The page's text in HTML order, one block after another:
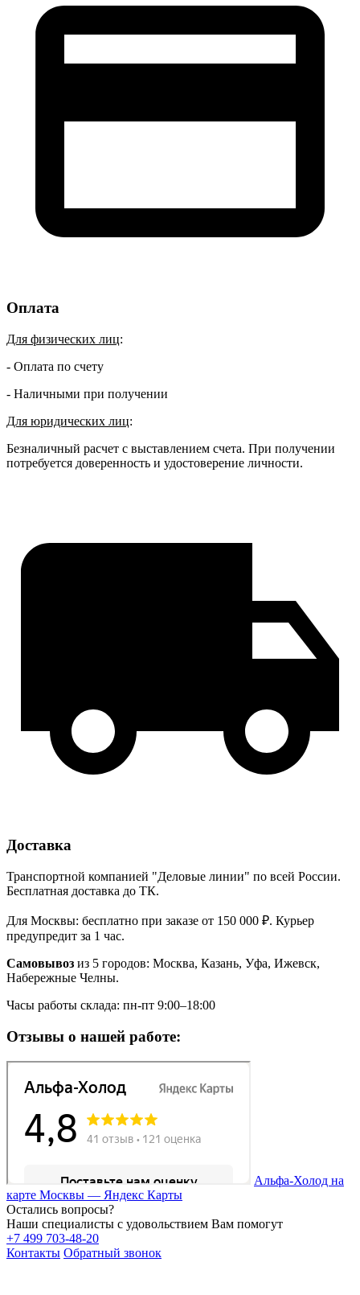
Оплата
Для физических лиц:
- Оплата по счету
- Наличными при получении
Для юридических лиц:
Безналичный расчет с выставлением счета. При получении
потребуется доверенность и удостоверение личности.
Доставка
Транспортной компанией "Деловые линии" по всей России.
Бесплатная доставка до ТК.
Для Москвы: бесплатно при заказе от 150 000 ₽. Курьер
предупредит за 1 час.
Самовывоз из 5 городов: Москва, Казань, Уфа, Ижевск,
Набережные Челны.
Часы работы склада: пн-пт 9:00–18:00
Отзывы о нашей работе:
Альфа-Холод на
карте Москвы — Яндекс Карты
Остались вопросы?
Наши специалисты с удовольствием Вам помогут
+7 499 703-48-20
Контакты Обратный звонок